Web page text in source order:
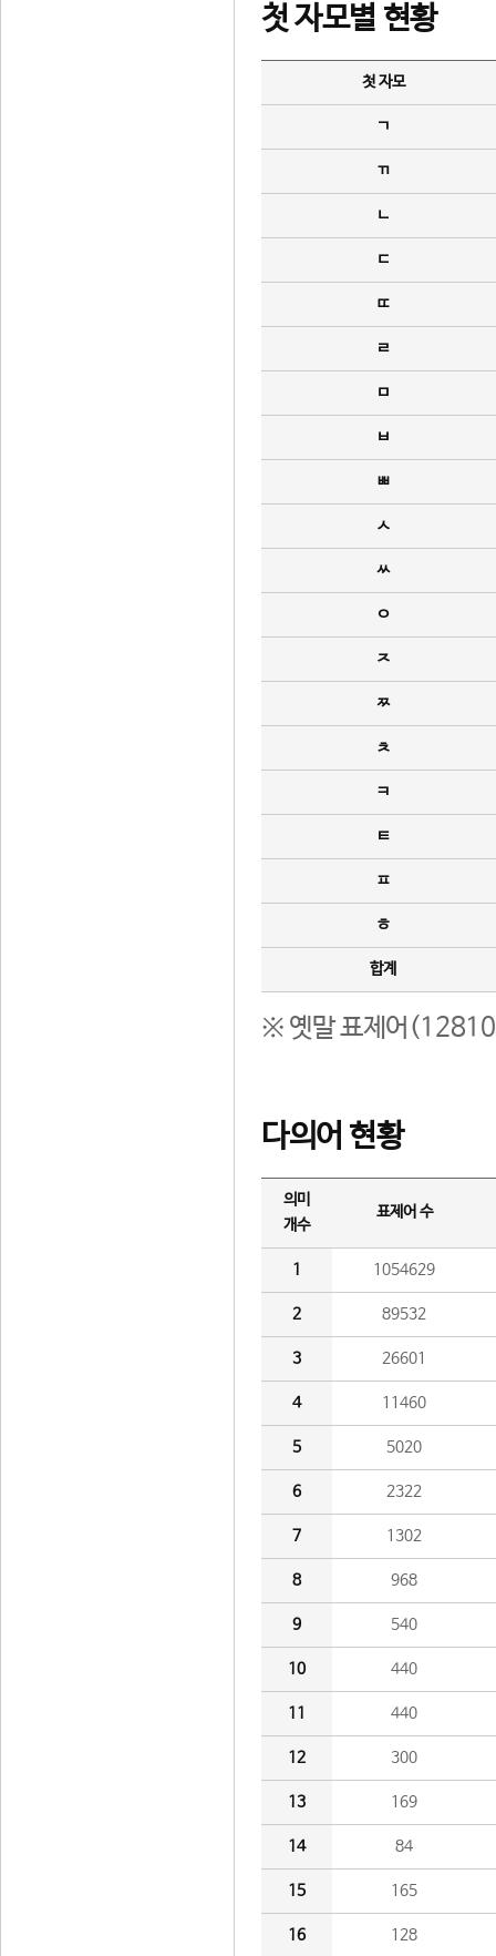
첫 자모별 현황
첫 자모
ㄱ
ㄲ
ㄴ
ㄷ
ㄸ
ㄹ
ㅁ
ㅂ
ㅃ
ㅅ
ㅆ
ㅇ
ㅈ
ㅉ
ㅊ
ㅋ
ㅌ
ㅍ
ㅎ
합계
※ 옛말 표제어(12810
다의어 현황
의미
개수
표제어 수
1 1054629
2 89532
3 26601
4 11460
5 5020
6 2322
7 1302
8 968
9 540
10 440
11 440
12 300
13 169
14 84
15 165
16 128